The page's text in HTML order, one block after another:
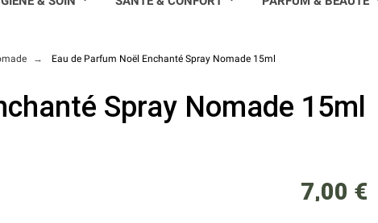
Eau de Parfum Noël Enchanté Spray Nomade 15ml
Spray Nomade 15ml
7,00 €